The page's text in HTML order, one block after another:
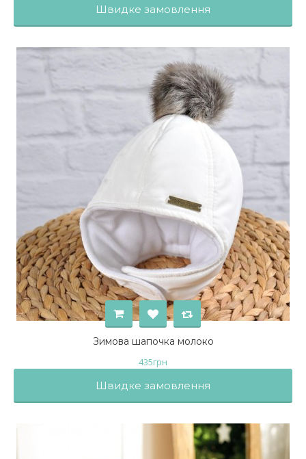
Швидке замовлення
Зимова шапочка молоко
435грн
Швидке замовлення